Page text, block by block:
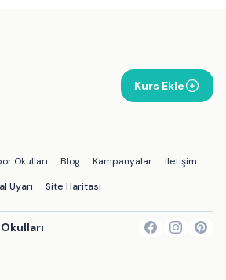
Kurs Ekle
Okulları Blog Kampanyalar
İletişim
Uyarı Site Haritası